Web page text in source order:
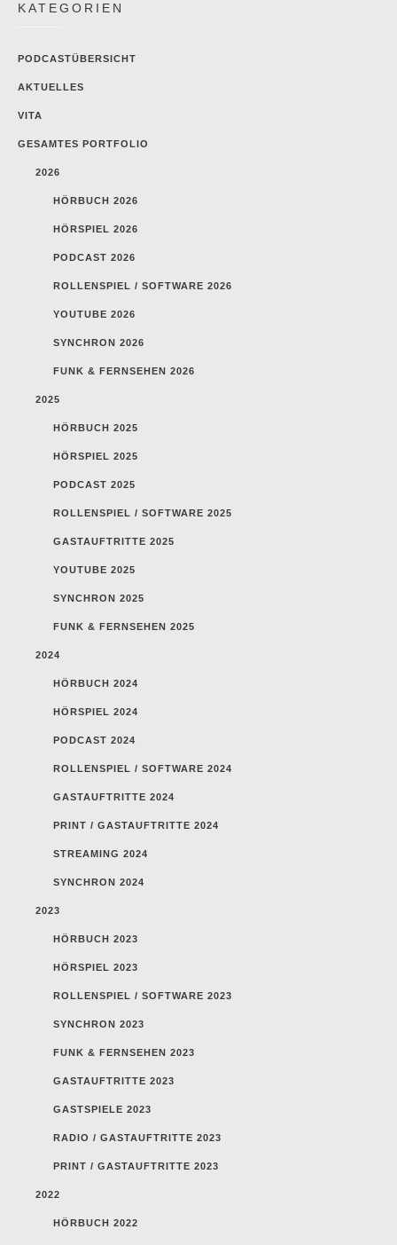
KATEGORIEN
PODCASTÜBERSICHT
AKTUELLES
VITA
GESAMTES PORTFOLIO
2026
HÖRBUCH 2026
HÖRSPIEL 2026
PODCAST 2026
ROLLENSPIEL / SOFTWARE 2026
YOUTUBE 2026
SYNCHRON 2026
FUNK & FERNSEHEN 2026
2025
HÖRBUCH 2025
HÖRSPIEL 2025
PODCAST 2025
ROLLENSPIEL / SOFTWARE 2025
GASTAUFTRITTE 2025
YOUTUBE 2025
SYNCHRON 2025
FUNK & FERNSEHEN 2025
2024
HÖRBUCH 2024
HÖRSPIEL 2024
PODCAST 2024
ROLLENSPIEL / SOFTWARE 2024
GASTAUFTRITTE 2024
PRINT / GASTAUFTRITTE 2024
STREAMING 2024
SYNCHRON 2024
2023
HÖRBUCH 2023
HÖRSPIEL 2023
ROLLENSPIEL / SOFTWARE 2023
SYNCHRON 2023
FUNK & FERNSEHEN 2023
GASTAUFTRITTE 2023
GASTSPIELE 2023
RADIO / GASTAUFTRITTE 2023
PRINT / GASTAUFTRITTE 2023
2022
HÖRBUCH 2022